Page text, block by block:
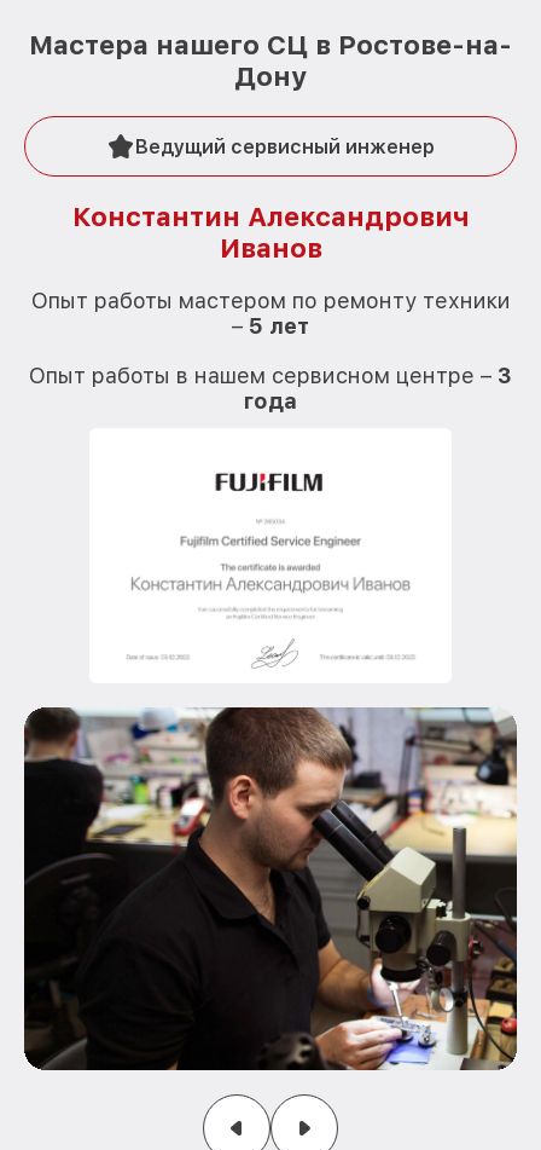
Мастера нашего СЦ в Ростове-на-
Дону
Ведущий сервисный инженер
Константин Александрович
Иванов
Опыт работы мастером по ремонту техники
– 5 лет
Опыт работы в нашем сервисном центре – 3
года